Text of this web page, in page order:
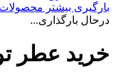
بارگیری بیشتر محصولات
درحال بارگذاری...
خرید عطر